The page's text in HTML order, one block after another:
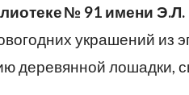
№ 91 имени Э.Л
украшений из
деревянной лошадки,